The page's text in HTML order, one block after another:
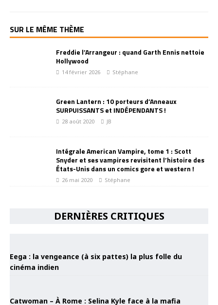
SUR LE MÊME THÈME
Freddie l’Arrangeur : quand Garth Ennis nettoie
Hollywood
14 février 2026 Stéphane
Green Lantern : 10 porteurs d’Anneaux
SURPUISSANTS et INDÉPENDANTS !
28 août 2020 JB
Intégrale American Vampire, tome 1 : Scott
Snyder et ses vampires revisitent l’histoire des
États-Unis dans un comics gore et western !
26 mai 2020 Stéphane
DERNIÈRES CRITIQUES
Eega : la vengeance (à six pattes) la plus folle du
cinéma indien
Catwoman – À Rome : Selina Kyle face à la mafia